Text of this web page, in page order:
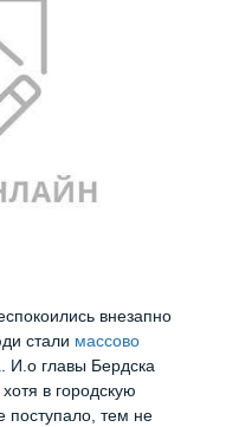
внезапно
стали массово
. И.о главы Бердска
в городскую
тем не